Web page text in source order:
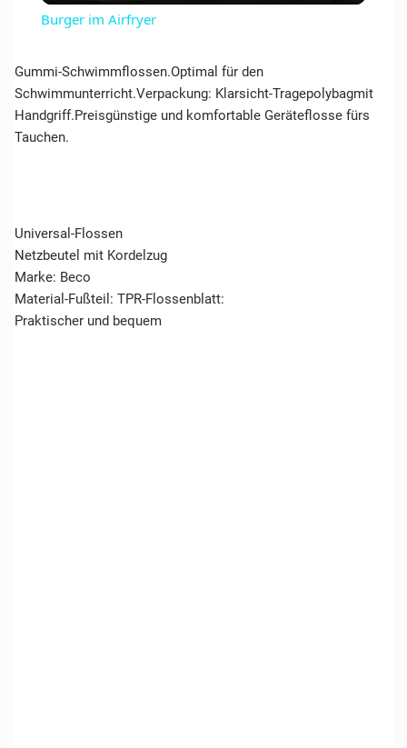
Burger im Airfryer
Gummi-Schwimmflossen.Optimal für den
Schwimmunterricht.Verpackung: Klarsicht-Tragepolybagmit
Handgriff.Preisgünstige und komfortable Geräteflosse fürs
Tauchen.
Universal-Flossen
Netzbeutel mit Kordelzug
Marke: Beco
Material-Fußteil: TPR-Flossenblatt:
Praktischer und bequem